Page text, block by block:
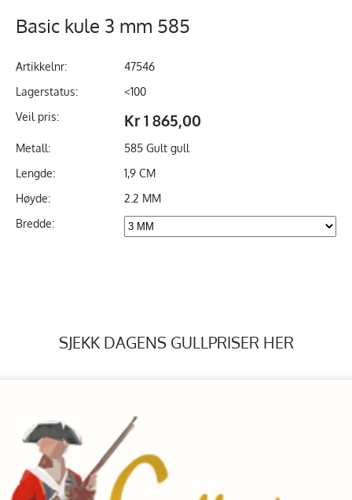
Basic kule 3 mm 585
Artikkelnr:
47546
Lagerstatus:
<100
Veil pris:
Kr 1 865,00
Metall:
585 Gult gull
Lengde:
1,9 CM
Høyde:
2.2 MM
Bredde:
SJEKK DAGENS GULLPRISER HER